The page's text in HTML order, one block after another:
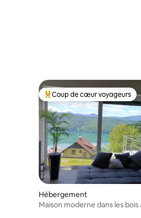
Coups de cœur voyageurs les
Coup de cœur voyageurs
Hébergement
Maison moderne dans les bois